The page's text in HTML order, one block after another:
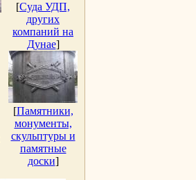
[Суда УДП,
других
компаний на
Дунае]
[Памятники,
монументы,
скульптуры и
памятные
доски]